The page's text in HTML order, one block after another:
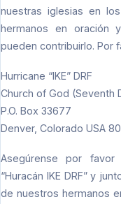
nuestras iglesias en
hermanos en oración
pueden contribuirlo. Por
Hurricane “IKE” DRF
Church of God (Seventh
P.O. Box 33677
Denver, Colorado USA
Asegúrense por
“Huracán IKE DRF” y
de nuestros hermanos